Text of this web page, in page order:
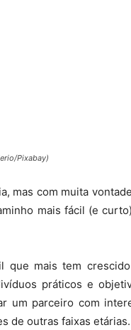
Pixabay)
mas com muita
mais fácil (e
mais tem
práticos e
um parceiro com
de outras faixas etárias.